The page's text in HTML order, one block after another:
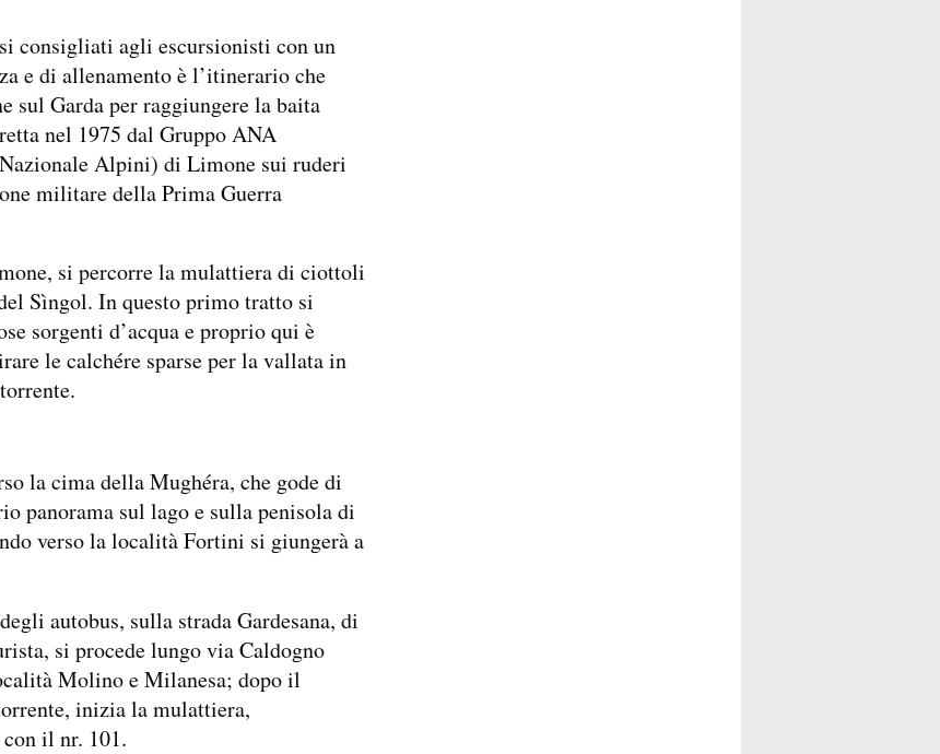
consigliati agli escursionisti con un
e di allenamento è l’itinerario che
sul Garda per raggiungere la baita
nel 1975 dal Gruppo ANA
Alpini) di Limone sui ruderi
militare della Prima Guerra
si percorre la mulattiera di ciottoli
Sìngol. In questo primo tratto si
sorgenti d’acqua e proprio qui è
le calchére sparse per la vallata in
la cima della Mughéra, che gode di
panorama sul lago e sulla penisola di
verso la località Fortini si giungerà a
autobus, sulla strada Gardesana, di
si procede lungo via Caldogno
Molino e Milanesa; dopo il
inizia la mulattiera,
il nr. 101.